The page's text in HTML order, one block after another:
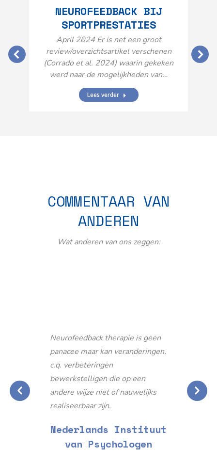
NEUROFEEDBACK BIJ
SPORTPRESTATIES
April 2024 Er is net een groot
review/overzichtsartikel verschenen
(Corrado et al. 2024) waarin gekeken
werd naar de mogelijkheden van…
Lees verder
COMMENTAAR VAN
ANDEREN
Wat anderen van ons zeggen:
Neurofeedback therapie is geen
panacee maar kan veranderingen,
c.q. verbeteringen
bewerkstelligen die op een
andere wijze niet of nauwelijks
realiseerbaar zijn.
Nederlands Instituut
van Psychologen